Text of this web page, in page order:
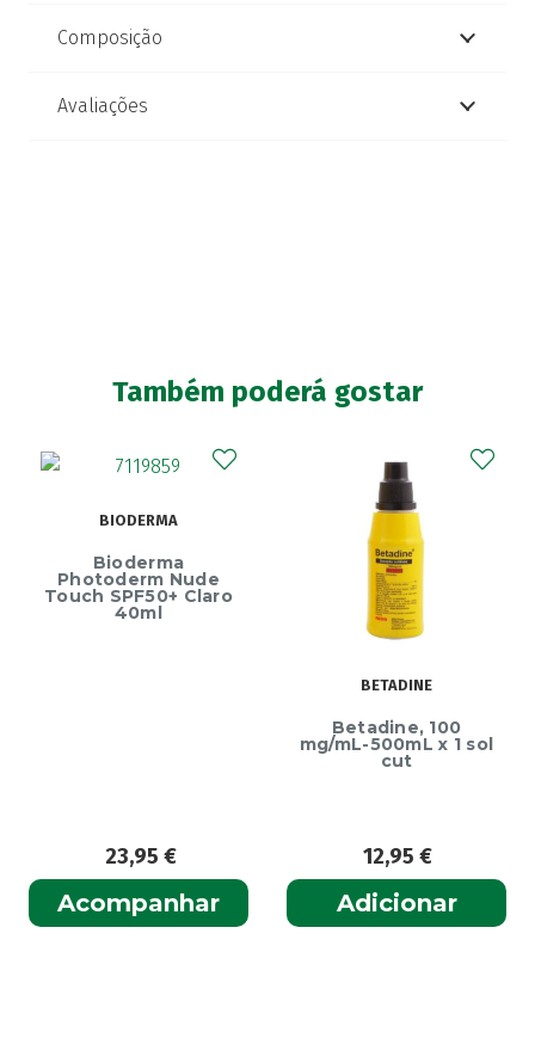
Composição
Avaliações
Também poderá gostar
BIODERMA
Bioderma
Photoderm Nude
Touch SPF50+ Claro
40ml
23,95€
Acompanhar
BETADINE
Betadine, 100
mg/mL-500mL x 1 sol
cut
12,95€
Adicionar